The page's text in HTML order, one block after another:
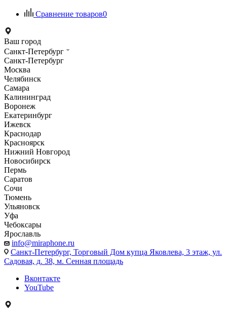
Сравнение товаров0
Ваш город
Санкт-Петербург
Санкт-Петербург
Москва
Челябинск
Самара
Калининград
Воронеж
Екатеринбург
Ижевск
Краснодар
Красноярск
Нижний Новгород
Новосибирск
Пермь
Саратов
Сочи
Тюмень
Ульяновск
Уфа
Чебоксары
Ярославль
info@miraphone.ru
Санкт-Петербург, Торговый Дом купца Яковлева, 3 этаж, ул.
Садовая, д. 38, м. Сенная площадь
Вконтакте
YouTube